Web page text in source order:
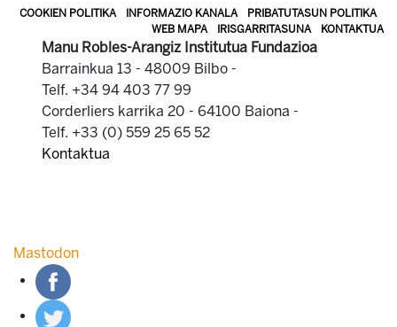
COOKIEN POLITIKA INFORMAZIO KANALA
PRIBATUTASUN POLITIKA
WEB MAPA
IRISGARRITASUNA KONTAKTUA
Manu Robles-Arangiz Institutua Fundazioa
Barrainkua 13 - 48009 Bilbo -
Telf. +34 94 403 77 99
Corderliers karrika 20 - 64100 Baiona -
Telf. +33 (0) 559 25 65 52
Kontaktua
Mastodon